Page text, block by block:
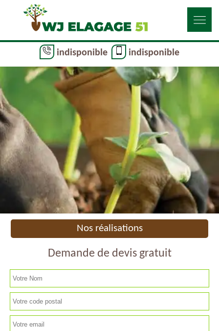
indisponible indisponible
Nos réalisations
Demande de devis gratuit